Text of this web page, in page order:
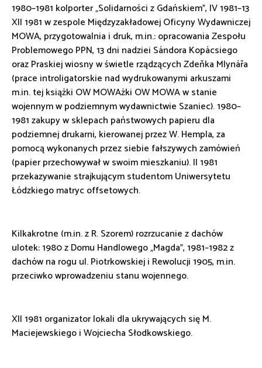
1980–1981 kolporter „Solidarności z Gdańskiem”, IV 1981–13
XII 1981 w zespole Międzyzakładowej Oficyny Wydawniczej
MOWA, przygotowalnia i druk, m.in.: opracowania Zespołu
Problemowego PPN, 13 dni nadziei Sándora Kopácsiego
oraz Praskiej wiosny w świetle rządzących Zdeňka Mlynářa
(prace introligatorskie nad wydrukowanymi arkuszami
m.in. tej książki OW MOWAżki OW MOWA w stanie
wojennym w podziemnym wydawnictwie Szaniec). 1980–
1981 zakupy w sklepach państwowych papieru dla
podziemnej drukarni, kierowanej przez W. Hempla, za
pomocą wykonanych przez siebie fałszywych zamówień
(papier przechowywał w swoim mieszkaniu). II 1981
przekazywanie strajkującym studentom Uniwersytetu
Łódzkiego matryc offsetowych.
Kilkakrotne (m.in. z R. Szorem) rozrzucanie z dachów
ulotek: 1980 z Domu Handlowego „Magda”, 1981–1982 z
dachów na rogu ul. Piotrkowskiej i Rewolucji 1905, m.in.
przeciwko wprowadzeniu stanu wojennego.
XII 1981 organizator lokali dla ukrywających się M.
Maciejewskiego i Wojciecha Słodkowskiego.